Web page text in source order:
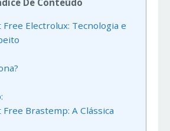
De Conteúdo
Electrolux: Tecnologia e
Brastemp: A Clássica